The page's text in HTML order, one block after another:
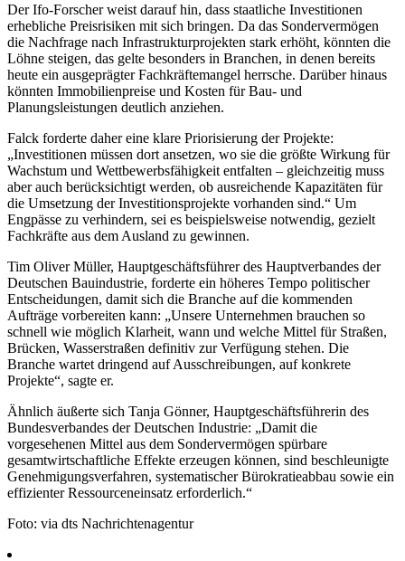
Der Ifo-Forscher weist darauf hin, dass staatliche Investitionen
erhebliche Preisrisiken mit sich bringen. Da das Sondervermögen
die Nachfrage nach Infrastrukturprojekten stark erhöht, könnten die
Löhne steigen, das gelte besonders in Branchen, in denen bereits
heute ein ausgeprägter Fachkräftemangel herrsche. Darüber hinaus
könnten Immobilienpreise und Kosten für Bau- und
Planungsleistungen deutlich anziehen.
Falck forderte daher eine klare Priorisierung der Projekte:
„Investitionen müssen dort ansetzen, wo sie die größte Wirkung für
Wachstum und Wettbewerbsfähigkeit entfalten – gleichzeitig muss
aber auch berücksichtigt werden, ob ausreichende Kapazitäten für
die Umsetzung der Investitionsprojekte vorhanden sind.“ Um
Engpässe zu verhindern, sei es beispielsweise notwendig, gezielt
Fachkräfte aus dem Ausland zu gewinnen.
Tim Oliver Müller, Hauptgeschäftsführer des Hauptverbandes der
Deutschen Bauindustrie, forderte ein höheres Tempo politischer
Entscheidungen, damit sich die Branche auf die kommenden
Aufträge vorbereiten kann: „Unsere Unternehmen brauchen so
schnell wie möglich Klarheit, wann und welche Mittel für Straßen,
Brücken, Wasserstraßen definitiv zur Verfügung stehen. Die
Branche wartet dringend auf Ausschreibungen, auf konkrete
Projekte“, sagte er.
Ähnlich äußerte sich Tanja Gönner, Hauptgeschäftsführerin des
Bundesverbandes der Deutschen Industrie: „Damit die
vorgesehenen Mittel aus dem Sondervermögen spürbare
gesamtwirtschaftliche Effekte erzeugen können, sind beschleunigte
Genehmigungsverfahren, systematischer Bürokratieabbau sowie ein
effizienter Ressourceneinsatz erforderlich.“
Foto: via dts Nachrichtenagentur